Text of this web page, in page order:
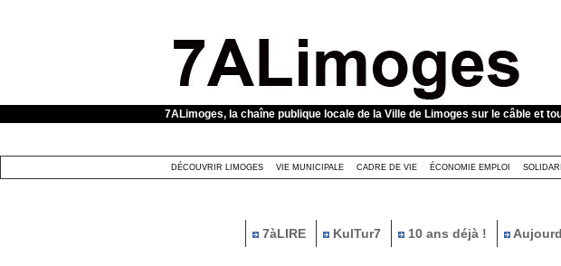
7ALimoges, la chaîne publique locale de la Ville de Limoges sur le câble et
DÉCOUVRIR LIMOGES VIE MUNICIPALE CADRE DE VIE ÉCONOMIE EMPLOI
7àLIRE KulTur7 10 ans déjà !